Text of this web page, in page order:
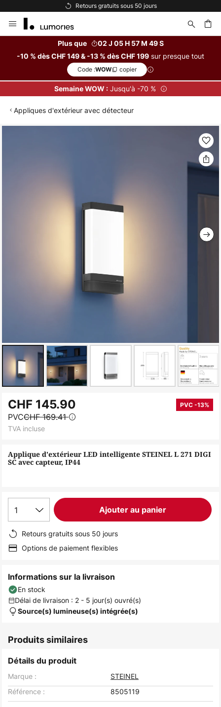
Retours gratuits sous 50 jours
Allez
au
Plus que
02 J 05 H 57 M 49 S
-10 % dès CHF 149 & -13 % dès CHF 199 sur presque tout
Code :WOW copier
Semaine WOW :Jusqu'à -70 %
Appliques d'extérieur avec détecteur
to
the
beginning
the
images
Applique d'extérieur LED intelligente STEINEL L 271 DIGI
SC avec capteur, IP44
CHF 145.90 PVC -13%
PVCCHF 169.41
TVA incluse
1 Ajouter au panier
Retours gratuits sous 50 jours
Options de paiement flexibles
Informations sur la livraison
En stock
Délai de livraison : 2 - 5 jour(s) ouvré(s)
Source(s) lumineuse(s) intégrée(s)
Produits similaires
Détails du produit
Marque :
STEINEL
Référence :
8505119